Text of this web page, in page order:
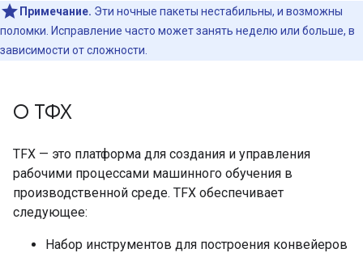
Примечание. Эти ночные пакеты нестабильны, и возможны
поломки. Исправление часто может занять неделю или больше, в
зависимости от сложности.
О ТФХ
TFX — это платформа для создания и управления
рабочими процессами машинного обучения в
производственной среде. TFX обеспечивает
следующее:
Набор инструментов для построения конвейеров